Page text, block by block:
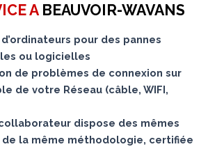
A BEAUVOIR-WAVANS
pour des pannes
ou logicielles
de problèmes de connexion sur
de votre Réseau (câble, WIFI,
dispose des mêmes
la même méthodologie, certifiée